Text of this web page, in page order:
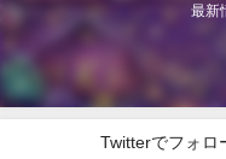
最新
Twitterでフォロ